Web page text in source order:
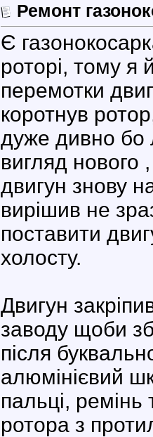
Ремонт
Є
роторі, тому я
перемотки
коротнув
дуже дивно бо
вигляд нового
двигун знову
вирішив не
поставити
холосту.
Двигун
заводу щоби
після
алюмінієвий
пальці, ремінь
ротора з